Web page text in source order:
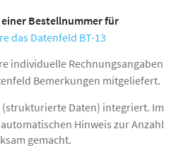
Bestellnummer für
das Datenfeld BT-13
individuelle Rechnungsangaben
Bemerkungen mitgeliefert.
Daten) integriert. Im
Hinweis zur Anzahl
gemacht.